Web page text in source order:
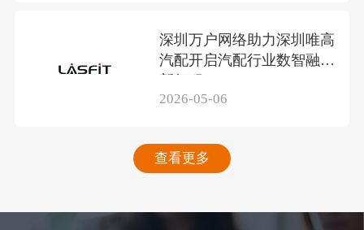
深圳万户网络助力深圳唯高
汽配开启汽配行业数智融合
新征程
2026-05-06
查看更多